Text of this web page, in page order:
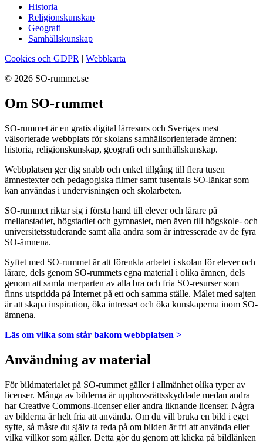
Historia
Religionskunskap
Geografi
Samhällskunskap
Cookies och GDPR | Webbkarta
© 2026 SO-rummet.se
Om SO-rummet
SO-rummet är en gratis digital lärresurs och Sveriges mest
välsorterade webbplats för skolans samhällsorienterade ämnen:
historia, religionskunskap, geografi och samhällskunskap.
Webbplatsen ger dig snabb och enkel tillgång till flera tusen
ämnestexter och pedagogiska filmer samt tusentals SO-länkar som
kan användas i undervisningen och skolarbeten.
SO-rummet riktar sig i första hand till elever och lärare på
mellanstadiet, högstadiet och gymnasiet, men även till högskole- och
universitetsstuderande samt alla andra som är intresserade av de fyra
SO-ämnena.
Syftet med SO-rummet är att förenkla arbetet i skolan för elever och
lärare, dels genom SO-rummets egna material i olika ämnen, dels
genom att samla merparten av alla bra och fria SO-resurser som
finns utspridda på Internet på ett och samma ställe. Målet med sajten
är att skapa inspiration, öka intresset och öka kunskaperna inom SO-
ämnena.
Läs om vilka som står bakom webbplatsen >
Användning av material
För bildmaterialet på SO-rummet gäller i allmänhet olika typer av
licenser. Många av bilderna är upphovsrättsskyddade medan andra
har Creative Commons-licenser eller andra liknande licenser. Några
av bilderna är helt fria att använda. Om du vill bruka en bild i eget
syfte, så måste du själv ta reda på om bilden är fri att använda eller
vilka villkor som gäller. Detta gör du genom att klicka på bildlänken